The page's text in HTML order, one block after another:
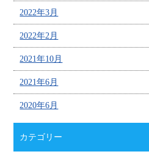
2022年3月
2022年2月
2021年10月
2021年6月
2020年6月
カテゴリー